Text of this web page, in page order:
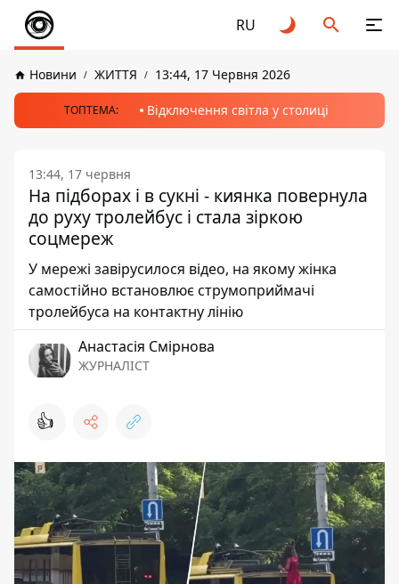
RU
Новини ЖИТТЯ 13:44, 17 Червня 2026
ТОПТЕМА: Відключення світла у столиці
13:44, 17 червня
На підборах і в сукні - киянка повернула
до руху тролейбус і стала зіркою
соцмереж
У мережі завірусилося відео, на якому жінка
самостійно встановлює струмоприймачі
тролейбуса на контактну лінію
Анастасія Смірнова
ЖУРНАЛІСТ
👍